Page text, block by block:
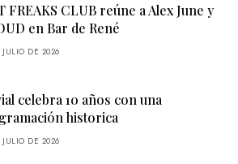
FREAKS CLUB reúne a Alex June y
en Bar de René
DE 2026
celebra 10 años con una
historica
DE 2026